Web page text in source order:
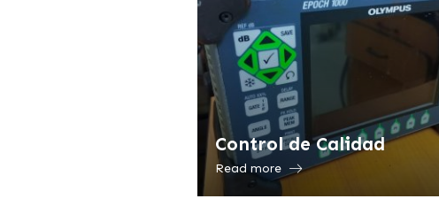
Control de Calidad
Read more